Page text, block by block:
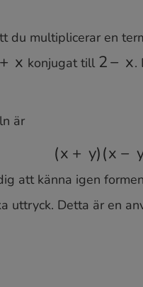
du multiplicerar en
konjugat till
.
är
(x+y)(x −y)=x
att känna igen
uttryck. Detta är en